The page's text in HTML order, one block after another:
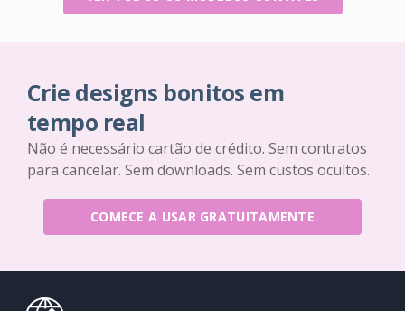
Crie designs bonitos em
tempo real
Não é necessário cartão de crédito. Sem contratos
para cancelar. Sem downloads. Sem custos ocultos.
COMECE A USAR GRATUITAMENTE